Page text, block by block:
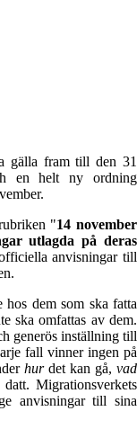
gälla fram till den 31
en helt ny ordning
"14 november
utlagda på deras
anvisningar till
dem som ska fatta
ska omfattas av dem.
generös inställning till
fall vinner ingen på
hurdet kan gå,vad
Migrationsverkets
anvisningar till sina